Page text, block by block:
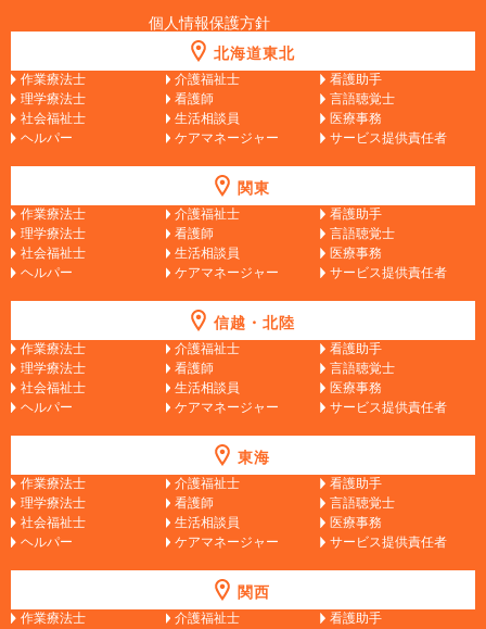
個人情報保護方針
北海道東北
作業療法士 介護福祉士
看護助手
理学療法士
看護師
言語聴覚士
社会福祉士
生活相談員
医療事務
ヘルパー
ケアマネージャー サービス提供責任者
関東
作業療法士 介護福祉士
看護助手
理学療法士
看護師
言語聴覚士
社会福祉士
生活相談員
医療事務
ヘルパー
ケアマネージャー サービス提供責任者
信越・北陸
作業療法士 介護福祉士
看護助手
理学療法士
看護師
言語聴覚士
社会福祉士
生活相談員
医療事務
ヘルパー
ケアマネージャー サービス提供責任者
東海
作業療法士 介護福祉士
看護助手
理学療法士
看護師
言語聴覚士
社会福祉士
生活相談員
医療事務
ヘルパー
ケアマネージャー サービス提供責任者
関西
作業療法士 介護福祉士
看護助手